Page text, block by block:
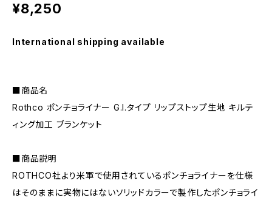
¥8,250
International shipping available
■商品名
Rothco ポンチョライナー G.I.タイプ リップストップ生地 キルテ
ィング加工 ブランケット
■商品説明
ROTHCO社より米軍で使用されているポンチョライナーを仕様
はそのままに実物にはないソリッドカラーで製作したポンチョライ